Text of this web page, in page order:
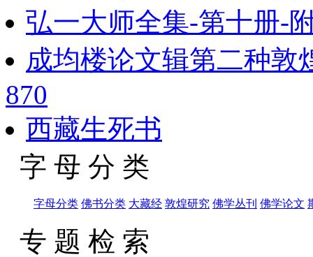
弘一大师全集-第十册-
成均楼论文辑第二种敦
870
西藏生死书
字 母 分 类
字母分类 佛书分类 大藏经 敦煌研究 佛学丛刊 佛学论文
专 题 检 索